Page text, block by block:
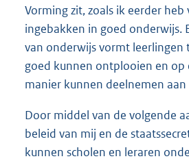
Vorming zit, zoals ik eerder
ingebakken in goed onderwijs.
van onderwijs vormt leerlingen
goed kunnen ontplooien en op
manier kunnen deelnemen
Door middel van de volgende
beleid van mij en de
kunnen scholen en leraren